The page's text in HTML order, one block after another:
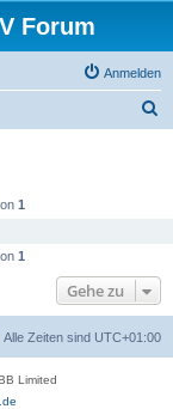
Forum
Anmelden
1
1
Gehe zu
Alle Zeiten sind UTC+01:00
Limited